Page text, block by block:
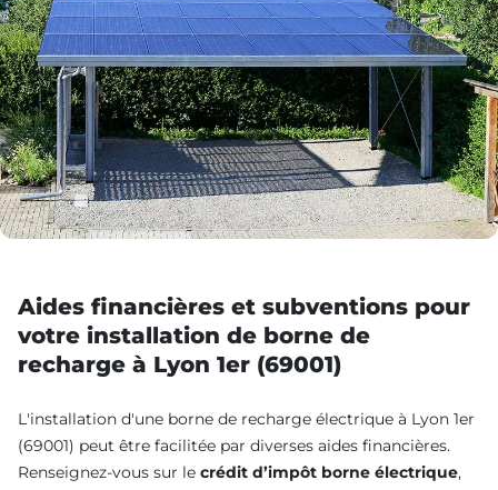
Aides financières et subventions pour
votre installation de borne de
recharge à Lyon 1er (69001)
L'installation d'une borne de recharge électrique à Lyon 1er
(69001) peut être facilitée par diverses aides financières.
Renseignez-vous sur le crédit d’impôt borne électrique,